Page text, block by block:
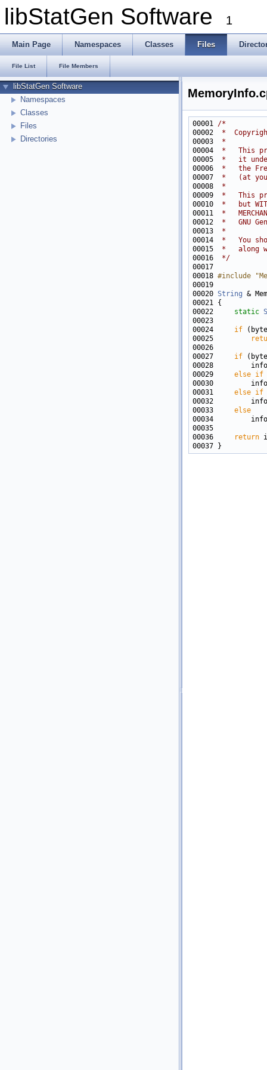
libStatGen Software 1
Main Page Namespaces Classes Files
File List File Members
libStatGen Software
Namespaces
Classes
Files
Directories
00001 /*
00002
*
00003
*
00004
*   This
00005
*   it under
00006
*   the
00007
*   (at
00008
*
00009
*   This
00010
*   but
00011
*
00012
*   GNU
00013
*
00014
*   You
00015
*   along
00016
*/
00018 #include
00020 String &
00022 static
00024 if
00025
00027 if
00028
00029 else if
00030
00031 else if
00032
00033 else
00034
00036
return